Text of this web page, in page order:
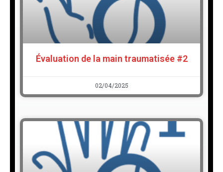
Évaluation de la main traumatisée #2
02/04/2025